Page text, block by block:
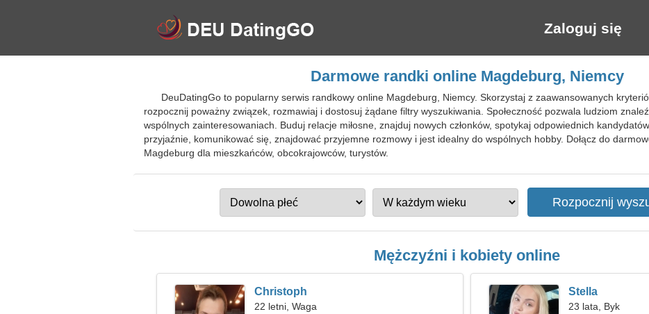
Zaloguj się
Darmowe randki online Magdeburg, Niemcy
DeuDatingGo to popularny serwis randkowy online Magdeburg, Niemcy. Skorzystaj z zaawansowanych
rozpocznij poważny związek, rozmawiaj i dostosuj żądane filtry wyszukiwania. Społeczność pozwala ludziom
wspólnych zainteresowaniach. Buduj relacje miłosne, znajduj nowych członków, spotykaj odpowiednich
przyjaźnie, komunikować się, znajdować przyjemne rozmowy i jest idealny do wspólnych hobby. Dołącz do
Magdeburg dla mieszkańców, obcokrajowców, turystów.
Mężczyźni i kobiety online
Christoph
22 letni, Waga
Stella
23 lata, Byk